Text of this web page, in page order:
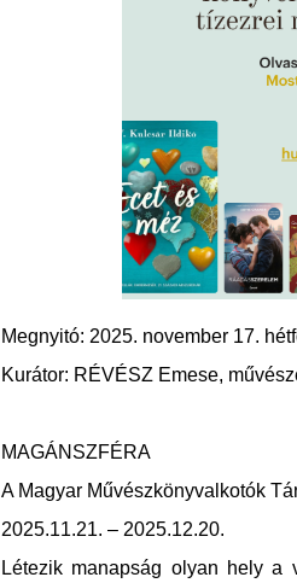
Megnyitó: 2025. november 17.
Kurátor: RÉVÉSZ Emese,
MAGÁNSZFÉRA
A Magyar Művészkönyvalkotók
2025.11.21. – 2025.12.20.
Létezik manapság olyan hely a